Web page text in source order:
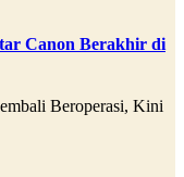
Canon Berakhir di